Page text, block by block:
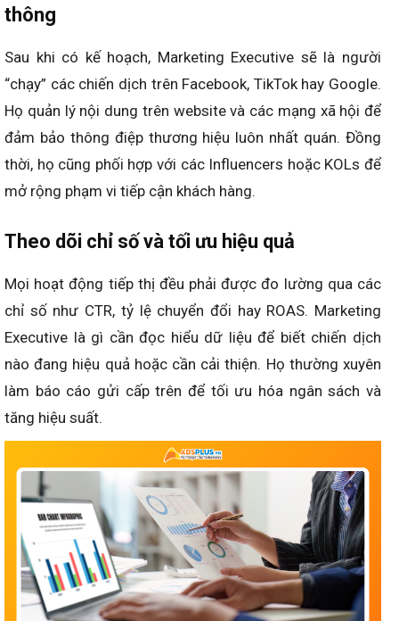
thông
Sau khi có kế hoạch, Marketing Executive sẽ là người
“chạy” các chiến dịch trên Facebook, TikTok hay Google.
Họ quản lý nội dung trên website và các mạng xã hội để
đảm bảo thông điệp thương hiệu luôn nhất quán. Đồng
thời, họ cũng phối hợp với các Influencers hoặc KOLs để
mở rộng phạm vi tiếp cận khách hàng.
Theo dõi chỉ số và tối ưu hiệu quả
Mọi hoạt động tiếp thị đều phải được đo lường qua các
chỉ số như CTR, tỷ lệ chuyển đổi hay ROAS. Marketing
Executive là gì cần đọc hiểu dữ liệu để biết chiến dịch
nào đang hiệu quả hoặc cần cải thiện. Họ thường xuyên
làm báo cáo gửi cấp trên để tối ưu hóa ngân sách và
tăng hiệu suất.